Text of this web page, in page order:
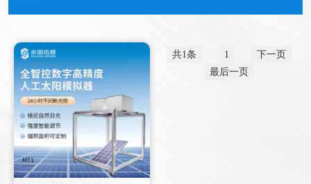
共1条 1
下一页
最后一页